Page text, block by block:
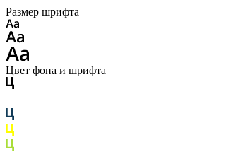
Размер шрифта
Цвет фона и шрифта